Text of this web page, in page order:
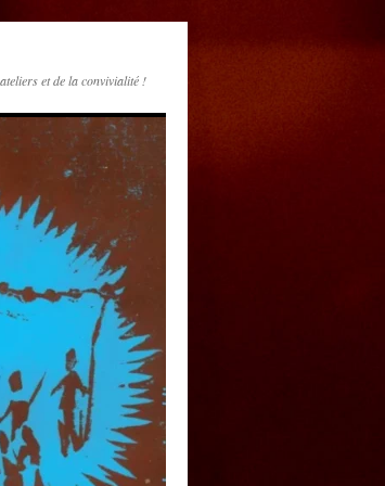
et de la convivialité !